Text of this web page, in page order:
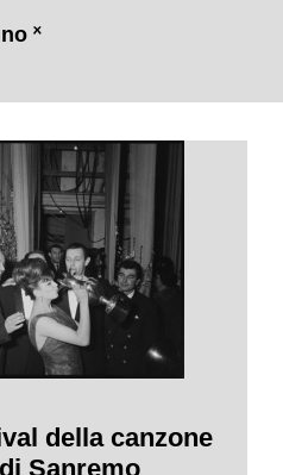
˟
della canzone
Sanremo